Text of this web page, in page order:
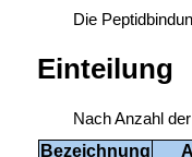
Die
Einteilung
Nach Anzahl
Bezeichnung